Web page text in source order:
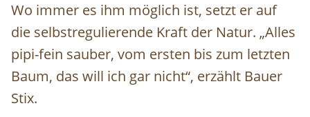
Wo immer es ihm möglich ist, setzt er auf
die selbstregulierende Kraft der Natur. „Alles
pipi-fein sauber, vom ersten bis zum letzten
Baum, das will ich gar nicht“, erzählt Bauer
Stix.